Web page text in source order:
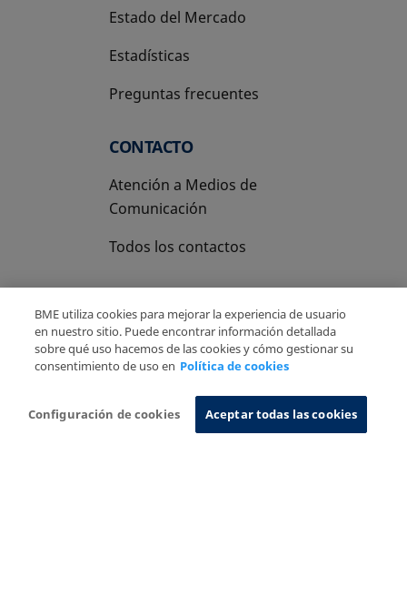
Estado del Mercado
Estadísticas
Preguntas frecuentes
CONTACTO
Atención a Medios de
Comunicación
Todos los contactos
Copyright Ⓒ BME 2026
Aviso Legal
Sistema de Información
BME utiliza cookies para mejorar la experiencia de usuario
en nuestro sitio. Puede encontrar información detallada
sobre qué uso hacemos de las cookies y cómo gestionar su
consentimiento de uso en Política de cookies
Configuración de cookies Aceptar todas las cookies